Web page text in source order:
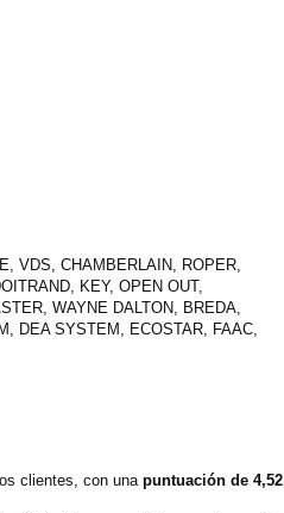
VDS, CHAMBERLAIN, ROPER,
KEY, OPEN OUT,
WAYNE DALTON, BREDA,
DEA SYSTEM, ECOSTAR, FAAC,
clientes, con una puntuación de 4,52